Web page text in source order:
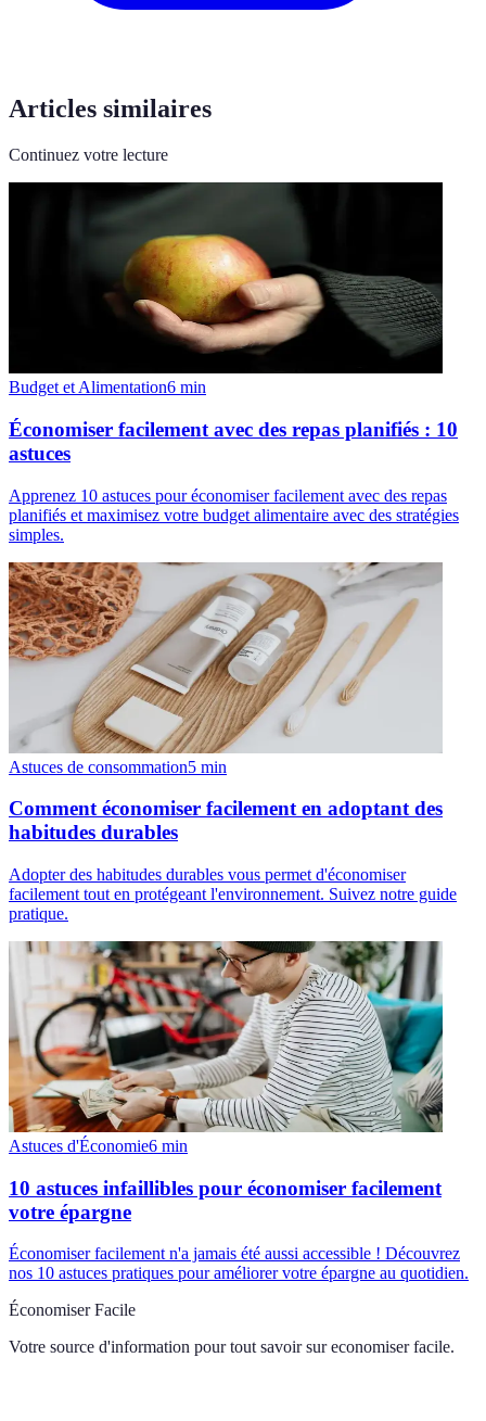
Articles similaires
Continuez votre lecture
Budget et Alimentation6 min
Économiser facilement avec des repas planifiés : 10
astuces
Apprenez 10 astuces pour économiser facilement avec des repas
planifiés et maximisez votre budget alimentaire avec des stratégies
simples.
Astuces de consommation5 min
Comment économiser facilement en adoptant des
habitudes durables
Adopter des habitudes durables vous permet d'économiser
facilement tout en protégeant l'environnement. Suivez notre guide
pratique.
Astuces d'Économie6 min
10 astuces infaillibles pour économiser facilement
votre épargne
Économiser facilement n'a jamais été aussi accessible ! Découvrez
nos 10 astuces pratiques pour améliorer votre épargne au quotidien.
Économiser Facile
Votre source d'information pour tout savoir sur economiser facile.